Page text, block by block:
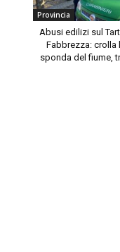
Provincia
Abusi edilizi sul
Fabbrezza: crolla
sponda del fiume,